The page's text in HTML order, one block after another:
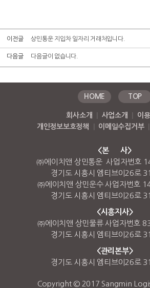
이전글 상민통운 지입차 일자리 거래처입니다.
다음글 다음글이 없습니다.
HOME TOP
회사소개 사업소개
이
개인정보보호정책
이메일수집거부
<본 사>
㈜에이치앤 상민통운 사업자번호
경기도 시흥시 엠티브이26로
㈜에이치앤 상민운수 사업자번호
경기도 시흥시 엠티브이26로
<시흥지사>
㈜에이치앤 상민물류 사업자번호
경기도 시흥시 엠티브이26로
<관리본부>
경기도 시흥시 엠티브이26로
Copyright © 2017 Sangmin